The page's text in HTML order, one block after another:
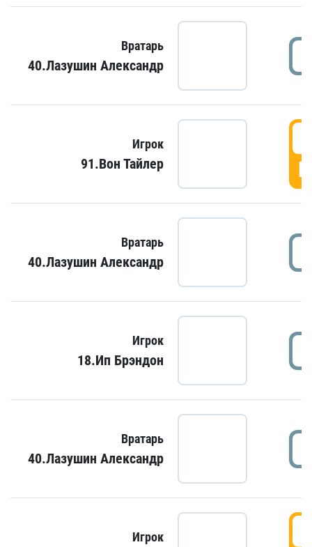
Вратарь
40.Лазушин Александр
Игрок
91.Вон Тайлер
Вратарь
40.Лазушин Александр
Игрок
18.Ип Брэндон
Вратарь
40.Лазушин Александр
Игрок